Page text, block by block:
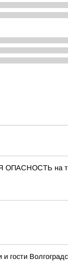
на
гости